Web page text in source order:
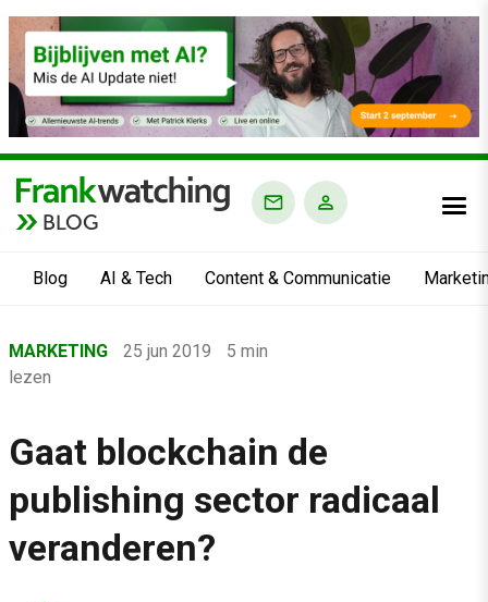
BLOG
Blog AI & Tech Content & Communicatie
›
Marketing
›
Gaat blockchain de publishing sector radicaal veranderen?
MARKETING 25 jun 2019
5 min
lezen
Gaat blockchain de
publishing sector radicaal
veranderen?